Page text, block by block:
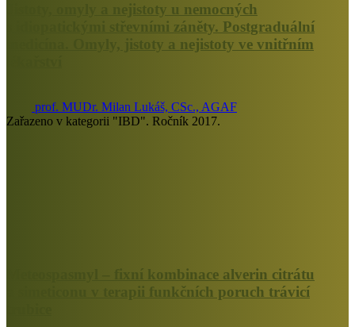
Jistoty, omyly a nejistoty u nemocných
s idiopatickými střevními záněty. Postgraduální
medicína. Omyly, jistoty a nejistoty ve vnitřním
prof. MUDr. Milan Lukáš, CSc., AGAF
Zařazeno v kategorii "IBD". Ročník 2017.
Meteospasmyl – fixní kombinace alverin citrátu
a simeticonu v terapii funkčních poruch trávicí